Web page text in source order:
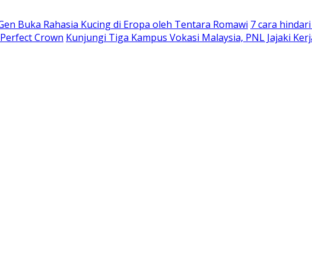
Buka Rahasia Kucing di Eropa oleh Tentara Romawi 7 cara
Crown Kunjungi Tiga Kampus Vokasi Malaysia, PNL Jajaki